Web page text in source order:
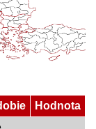
Hodnota